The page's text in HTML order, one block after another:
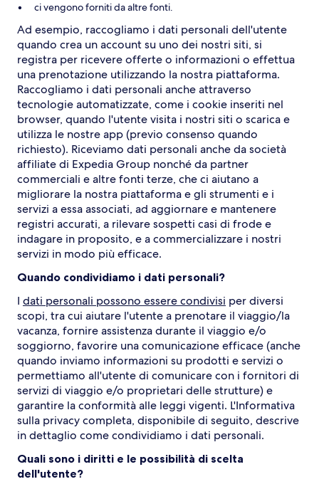
ci vengono forniti da altre fonti.
Ad esempio, raccogliamo i dati personali dell'utente
quando crea un account su uno dei nostri siti, si
registra per ricevere offerte o informazioni o effettua
una prenotazione utilizzando la nostra piattaforma.
Raccogliamo i dati personali anche attraverso
tecnologie automatizzate, come i cookie inseriti nel
browser, quando l'utente visita i nostri siti o scarica e
utilizza le nostre app (previo consenso quando
richiesto). Riceviamo dati personali anche da società
affiliate di Expedia Group nonché da partner
commerciali e altre fonti terze, che ci aiutano a
migliorare la nostra piattaforma e gli strumenti e i
servizi a essa associati, ad aggiornare e mantenere
registri accurati, a rilevare sospetti casi di frode e
indagare in proposito, e a commercializzare i nostri
servizi in modo più efficace.
Quando condividiamo i dati personali?
I dati personali possono essere condivisi per diversi
scopi, tra cui aiutare l'utente a prenotare il viaggio/la
vacanza, fornire assistenza durante il viaggio e/o
soggiorno, favorire una comunicazione efficace (anche
quando inviamo informazioni su prodotti e servizi o
permettiamo all'utente di comunicare con i fornitori di
servizi di viaggio e/o proprietari delle strutture) e
garantire la conformità alle leggi vigenti. L'Informativa
sulla privacy completa, disponibile di seguito, descrive
in dettaglio come condividiamo i dati personali.
Quali sono i diritti e le possibilità di scelta
dell'utente?